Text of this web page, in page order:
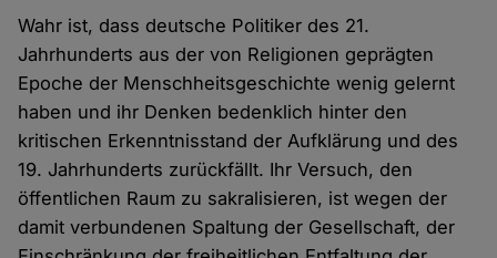
Wahr ist, dass deutsche Politiker des 21.
Jahrhunderts aus der von Religionen geprägten
Epoche der Menschheitsgeschichte wenig gelernt
haben und ihr Denken bedenklich hinter den
kritischen Erkenntnisstand der Aufklärung und des
19. Jahrhunderts zurückfällt. Ihr Versuch, den
öffentlichen Raum zu sakralisieren, ist wegen der
damit verbundenen Spaltung der Gesellschaft, der